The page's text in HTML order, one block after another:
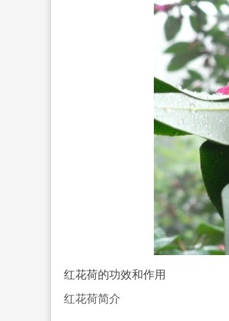
红花荷的功效和作用
红花荷简介